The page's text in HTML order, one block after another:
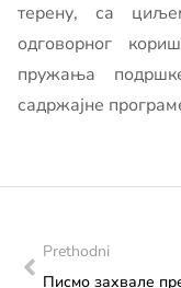
терену, са
одговорног
пружања
садржајне
Prethodni